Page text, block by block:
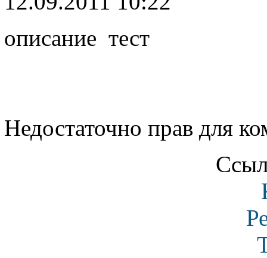
описание тест
Недостаточно прав для